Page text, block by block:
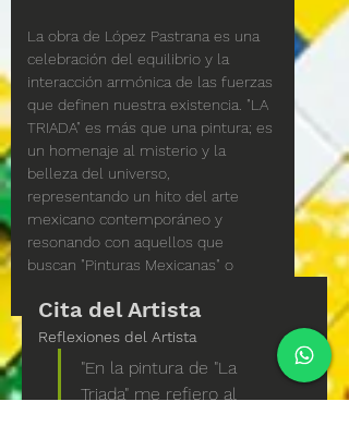
La obra de López Pastrana es una
celebración del equilibrio y la
interacción armónica de las fuerzas
que definen nuestra existencia. "LA
TRIADA" es más que una pintura; es
un homenaje al misterio y la
belleza del universo,
representando un hito del arte
mexicano contemporáneo y
resonando con aquellos que
buscan "Pinturas Mexicanas" o
Cita del Artista
Reflexiones del Artista
"En la pintura de "La
Triada" me refiero al